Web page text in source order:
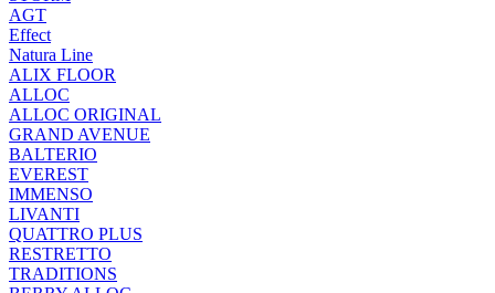
AGT
Effect
Natura Line
ALIX FLOOR
ALLOC
ALLOC ORIGINAL
GRAND AVENUE
BALTERIO
EVEREST
IMMENSO
LIVANTI
QUATTRO PLUS
RESTRETTO
TRADITIONS